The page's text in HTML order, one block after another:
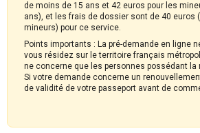
de moins de 15 ans et 42 euros pour les
ans), et les frais de dossier sont de 40 euros
mineurs) pour ce service.
Points importants : La pré-demande en ligne
vous résidez sur le territoire français
ne concerne que les personnes possédant
Si votre demande concerne un
de validité de votre passeport avant de